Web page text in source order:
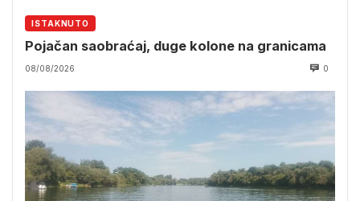
ISTAKNUTO
Pojačan saobraćaj, duge kolone na granicama
08/08/2026 0